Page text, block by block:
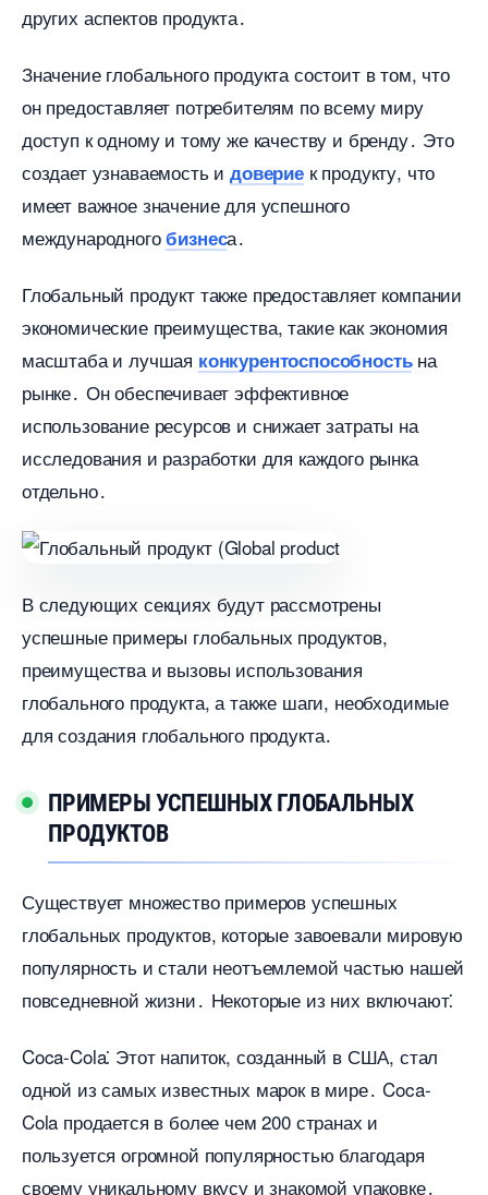
других аспектов продукта․
Значение глобального продукта состоит в том, что
он предоставляет потребителям по всему миру
доступ к одному и тому же качеству и бренду․ Это
создает узнаваемость идовериек продукту, что
имеет важное значение для успешного
международногоизнеса․
Глобальный продукт также предоставляет компании
экономические преимущества, такие как экономия
масштаба и лучшая конкурентоспособностьна
рынке․ Он обеспечивает эффективное
использование ресурсов и снижает затраты на
исследования и разработки для каждого рынка
отдельно․
следующих секциях будут рассмотрены
успешные примеры глобальных продуктов,
преимущества и вызовы использования
лобального продукта, а также шаги, необходимые
для создания глобального продукта․
ПРИМЕРЫ УСПЕШНЫХ ГЛОБАЛЬНЫХ
ПРОДУКТО
Существует множество примеров успешных
лобальных продуктов, которые завоевали мировую
популярность и стали неотъемлемой частью нашей
повседневной жизни․ Некоторые из них включают⁚
Coca-Cola⁚ Этот напиток, созданный в США, стал
одной из самых известных марок в мире․ Coca-
Cola продается в более чем 200 странах и
пользуется огромной популярностью благодаря
своему уникальному вкусу и знакомой упаковке․